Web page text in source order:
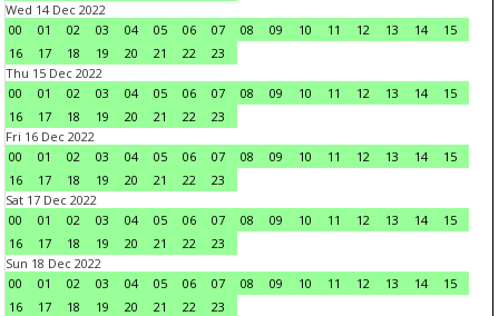
Wed 14 Dec 2022
00
01 02 03 04 05 06 07 08 09 10 11 12 13 14
15
16
17 18 19 20 21 22
23
Thu 15 Dec 2022
00
01 02 03 04 05 06 07 08 09 10 11 12 13 14
15
16
17 18 19 20 21 22
23
Fri 16 Dec 2022
00
01 02 03 04 05 06 07 08 09 10 11 12 13 14
15
16
17 18 19 20 21 22
23
Sat 17 Dec 2022
00
01 02 03 04 05 06 07 08 09 10 11 12 13 14
15
16
17 18 19 20 21 22
23
Sun 18 Dec 2022
00
01 02 03 04 05 06 07 08 09 10 11 12 13 14
15
16
17 18 19 20 21 22
23